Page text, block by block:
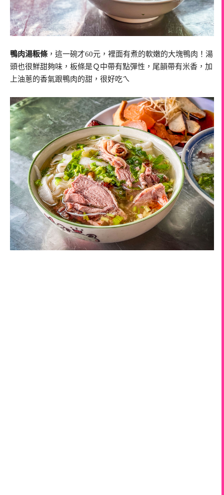
鴨肉湯粄條 ，這一碗才60元，裡面有煮的軟嫩的大塊鴨肉！湯
頭也很鮮甜夠味，板條是Ｑ中帶有點彈性，尾韻帶有米香，加
上油蔥的香氣跟鴨肉的甜，很好吃ㄟ